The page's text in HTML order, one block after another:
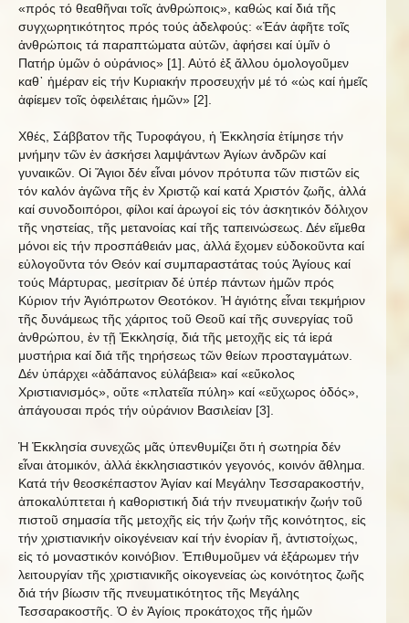
«πρός τό θεαθῆναι τοῖς ἀνθρώποις», καθώς καί διά τῆς
συγχωρητικότητος πρός τούς ἀδελφούς: «Ἐάν ἀφῆτε τοῖς
ἀνθρώποις τά παραπτώματα αὐτῶν, ἀφήσει καί ὑμῖν ὁ
Πατήρ ὑμῶν ὁ οὐράνιος» [1]. Αὐτό ἐξ ἄλλου ὁμολογοῦμεν
καθ᾿ ἡμέραν εἰς τήν Κυριακήν προσευχήν μέ τό «ὡς καί ἡμεῖς
ἀφίεμεν τοῖς ὀφειλέταις ἡμῶν» [2].
Χθές, Σάββατον τῆς Τυροφάγου, ἡ Ἐκκλησία ἐτίμησε τήν
μνήμην τῶν ἐν ἀσκήσει λαμψάντων Ἁγίων ἀνδρῶν καί
γυναικῶν. Οἱ Ἅγιοι δέν εἶναι μόνον πρότυπα τῶν πιστῶν εἰς
τόν καλόν ἀγῶνα τῆς ἐν Χριστῷ καί κατά Χριστόν ζωῆς, ἀλλά
καί συνοδοιπόροι, φίλοι καί ἀρωγοί εἰς τόν ἀσκητικόν δόλιχον
τῆς νηστείας, τῆς μετανοίας καί τῆς ταπεινώσεως. Δέν εἴμεθα
μόνοι εἰς τήν προσπάθειάν μας, ἀλλά ἔχομεν εὐδοκοῦντα καί
εὐλογοῦντα τόν Θεόν καί συμπαραστάτας τούς Ἁγίους καί
τούς Μάρτυρας, μεσίτριαν δέ ὑπέρ πάντων ἡμῶν πρός
Κύριον τήν Ἁγιόπρωτον Θεοτόκον. Ἡ ἁγιότης εἶναι τεκμήριον
τῆς δυνάμεως τῆς χάριτος τοῦ Θεοῦ καί τῆς συνεργίας τοῦ
ἀνθρώπου, ἐν τῇ Ἐκκλησίᾳ, διά τῆς μετοχῆς εἰς τά ἱερά
μυστήρια καί διά τῆς τηρήσεως τῶν θείων προσταγμάτων.
Δέν ὑπάρχει «ἀδάπανος εὐλάβεια» καί «εὔκολος
Χριστιανισμός», οὔτε «πλατεῖα πύλη» καί «εὔχωρος ὁδός»,
ἀπάγουσαι πρός τήν οὐράνιον Βασιλείαν [3].
Ἡ Ἐκκλησία συνεχῶς μᾶς ὑπενθυμίζει ὅτι ἡ σωτηρία δέν
εἶναι ἀτομικόν, ἀλλά ἐκκλησιαστικόν γεγονός, κοινόν ἄθλημα.
Κατά τήν θεοσκέπαστον Ἁγίαν καί Μεγάλην Τεσσαρακοστήν,
ἀποκαλύπτεται ἡ καθοριστική διά τήν πνευματικήν ζωήν τοῦ
πιστοῦ σημασία τῆς μετοχῆς εἰς τήν ζωήν τῆς κοινότητος, εἰς
τήν χριστιανικήν οἰκογένειαν καί τήν ἐνορίαν ἤ, ἀντιστοίχως,
εἰς τό μοναστικόν κοινόβιον. Ἐπιθυμοῦμεν νά ἐξάρωμεν τήν
λειτουργίαν τῆς χριστιανικῆς οἰκογενείας ὡς κοινότητος ζωῆς
διά τήν βίωσιν τῆς πνευματικότητος τῆς Μεγάλης
Τεσσαρακοστῆς. Ὁ ἐν Ἁγίοις προκάτοχος τῆς ἡμῶν